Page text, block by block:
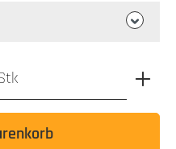
Wert ein oder